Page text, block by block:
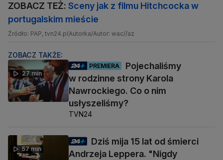
ZOBACZ TEŻ: Sceny jak z filmu Hitchcocka w
portugalskim mieście
Źródło: PAP, tvn24.plAutorka/Autor: wac//az
ZOBACZ TAKŻE:
27 min
PREMIERA
Pojechaliśmy
w rodzinne strony Karola
Nawrockiego. Co o nim
usłyszeliśmy?
TVN24
57 min
Dziś mija 15 lat od śmierci
Andrzeja Leppera. "Nigdy